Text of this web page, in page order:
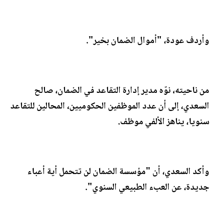
وأردف عودة، "أموال الضمان بخير".
من ناحيته، نوّه مدير إدارة التقاعد في الضمان، صالح
السعدي، إلى أن عدد الموظفين الحكوميين، المحالين للتقاعد
سنويا، يناهز الألفي موظف.
وأكد السعدي، أن "مؤسسة الضمان لن تتحمل أية أعباء
جديدة، عن العبء الطبيعي السنوي".